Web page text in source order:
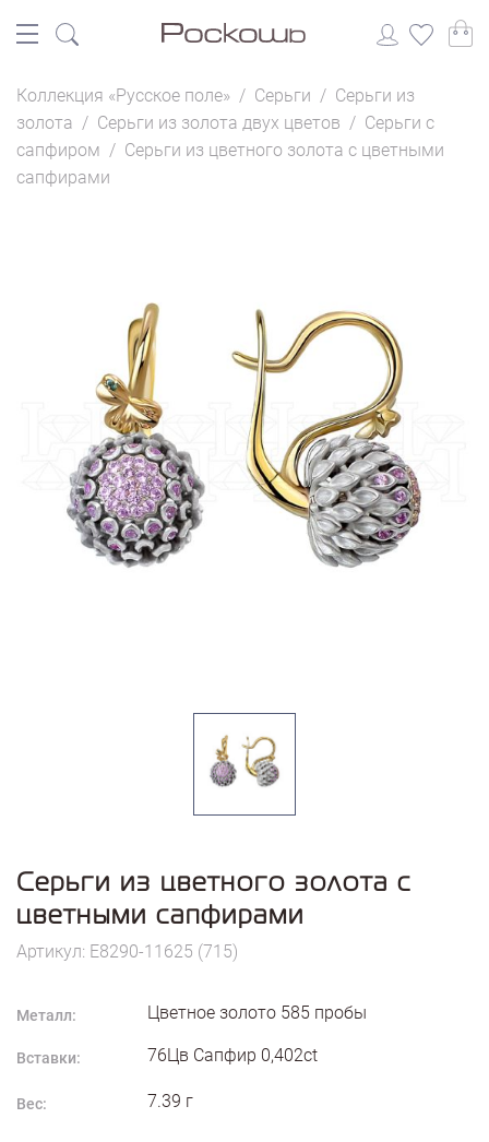
Коллекция «Русское поле» / Серьги / Серьги из
золота / Серьги из золота двух цветов / Серьги с
сапфиром / Серьги из цветного золота с цветными
сапфирами
Серьги из цветного золота с
цветными сапфирами
Артикул: E8290-11625 (715)
Металл: Цветное золото 585 пробы
Вставки: 76Цв Сапфир 0,402ct
Вес: 7.39 г